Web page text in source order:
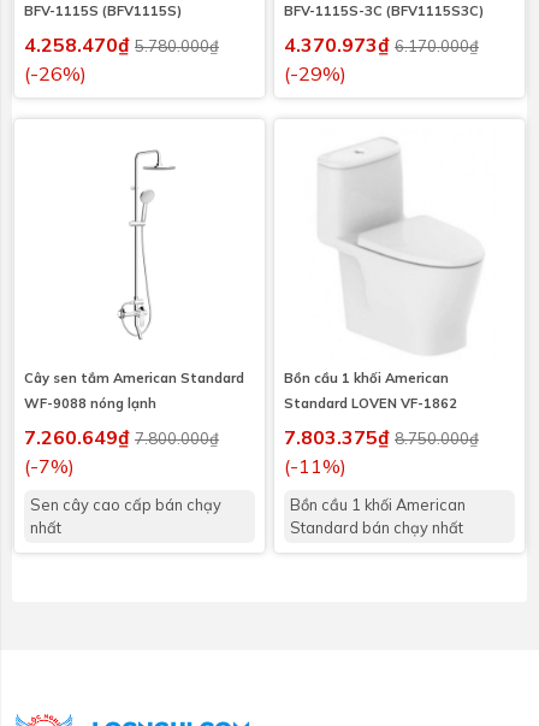
BFV-1115S (BFV1115S)
4.258.470₫ 5.780.000₫
(-26%)
BFV-1115S-3C (BFV1115S3C)
4.370.973₫ 6.170.000₫
(-29%)
Cây sen tắm American Standard
WF-9088 nóng lạnh
7.260.649₫ 7.800.000₫
(-7%)
Sen cây cao cấp bán chạy
nhất
Bồn cầu 1 khối American
Standard LOVEN VF-1862
7.803.375₫ 8.750.000₫
(-11%)
Bồn cầu 1 khối American
Standard bán chạy nhất